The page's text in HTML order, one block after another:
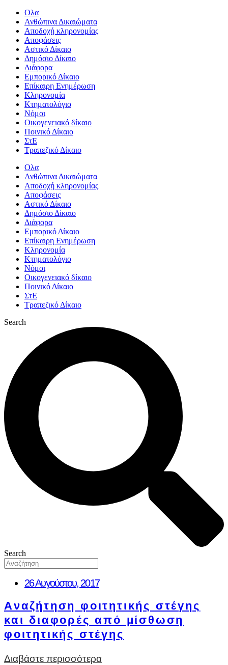
Ολα
Ανθώπινα Δικαιώματα
Aποδοχή κληρονομίας
Αποφάσεις
Αστικό Δίκαιο
Δημόσιο Δίκαιο
Διάφορα
Εμπορικό Δίκαιο
Επίκαιρη Ενημέρωση
Kληρονομία
Κτηματολόγιο
Νόμοι
Οικογενειακό δίκαιο
Ποινικό Δίκαιο
ΣτΕ
Τραπεζικό Δίκαιο
Ολα
Ανθώπινα Δικαιώματα
Aποδοχή κληρονομίας
Αποφάσεις
Αστικό Δίκαιο
Δημόσιο Δίκαιο
Διάφορα
Εμπορικό Δίκαιο
Επίκαιρη Ενημέρωση
Kληρονομία
Κτηματολόγιο
Νόμοι
Οικογενειακό δίκαιο
Ποινικό Δίκαιο
ΣτΕ
Τραπεζικό Δίκαιο
Search
Search
26 Αυγούστου, 2017
Aναζήτηση φοιτητικής στέγης
και διαφορές από μίσθωση
φοιτητικής στέγης
Διαβάστε περισσότερα